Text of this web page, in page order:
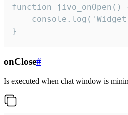
function jivo_onOpen()
}
onClose#
Is executed when chat window is